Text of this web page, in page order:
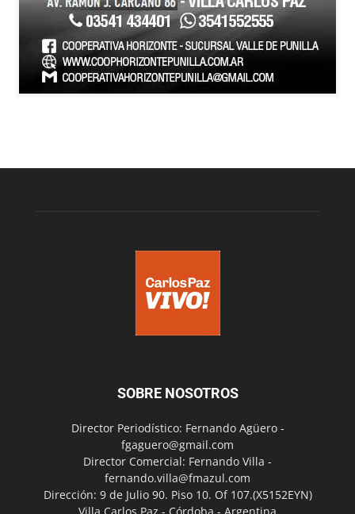
SOBRE NOSOTROS
Director Periodístico: Fernando Agüero -
fgaguero@gmail.com
Director Comercial: Fernando Villa -
fernando.villa@fmazul.com
Dirección: 9 de Julio 90. Piso 10. Of 107.(X5152EYN)